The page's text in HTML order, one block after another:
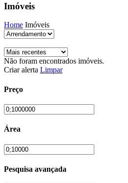
Imóveis
Home Imóveis
Não foram encontrados imóveis.
Criar alerta Limpar
Preço
Área
Pesquisa avançada